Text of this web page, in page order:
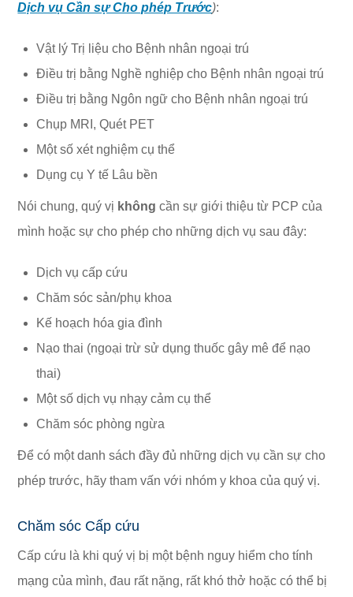
Dịch vụ Cần sự Cho phép Trước):
Vật lý Trị liệu cho Bệnh nhân ngoại trú
Điều trị bằng Nghề nghiệp cho Bệnh nhân ngoại trú
Điều trị bằng Ngôn ngữ cho Bệnh nhân ngoại trú
Chụp MRI, Quét PET
Một số xét nghiệm cụ thể
Dụng cụ Y tế Lâu bền
Nói chung, quý vị khôngcần sự giới thiệu từ PCP của
mình hoặc sự cho phép cho những dịch vụ sau đây:
Dịch vụ cấp cứu
Chăm sóc sản/phụ khoa
Kế hoạch hóa gia đình
Nạo thai (ngoại trừ sử dụng thuốc gây mê để nạo
thai)
Một số dịch vụ nhạy cảm cụ thể
Chăm sóc phòng ngừa
Để có một danh sách đầy đủ những dịch vụ cần sự cho
phép trước, hãy tham vấn với nhóm y khoa của quý vị.
Chăm sóc Cấp cứu
Cấp cứu là khi quý vị bị một bệnh nguy hiểm cho tính
mạng của mình, đau rất nặng, rất khó thở hoặc có thể bị